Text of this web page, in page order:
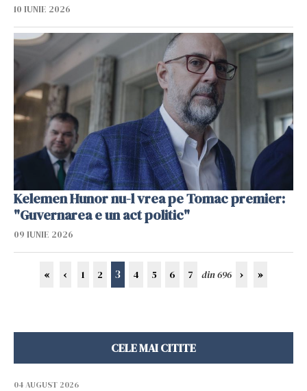
10 IUNIE 2026
Kelemen Hunor nu-l vrea pe Tomac premier:
"Guvernarea e un act politic"
09 IUNIE 2026
« ‹ 1 2 3 4 5 6 7 din 696 › »
CELE MAI CITITE
04 AUGUST 2026